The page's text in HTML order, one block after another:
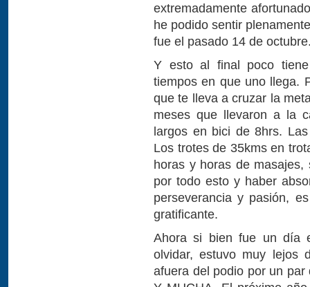
extremadamente
he podido sentir
fue el pasado 14 de
Y esto al final poco
tiempos en que uno llega.
que te lleva a cruzar la
meses que llevaron a la
largos en bici de 8hrs.
Los trotes de 35kms en
horas y horas de
por todo esto y haber
perseverancia y pasión,
gratificante.
Ahora si bien fue un día
olvidar, estuvo muy lejos
afuera del podio por un par